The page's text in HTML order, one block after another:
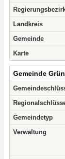
Landkreis
Gemeinde
Karte
Gemeinde
Gemeindetyp
Verwaltung